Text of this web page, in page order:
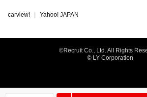
carview! Yahoo! JAPAN
©Recruit Co., Ltd. All Rights
© LY Corporation